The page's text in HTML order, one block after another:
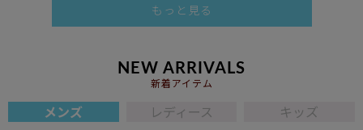
もっと見る
NEW ARRIVALS
新着アイテム
メンズ レディース キッズ